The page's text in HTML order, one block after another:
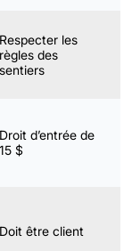
Respecter les
règles des
sentiers
Droit d’entrée de
15 $
Doit être client